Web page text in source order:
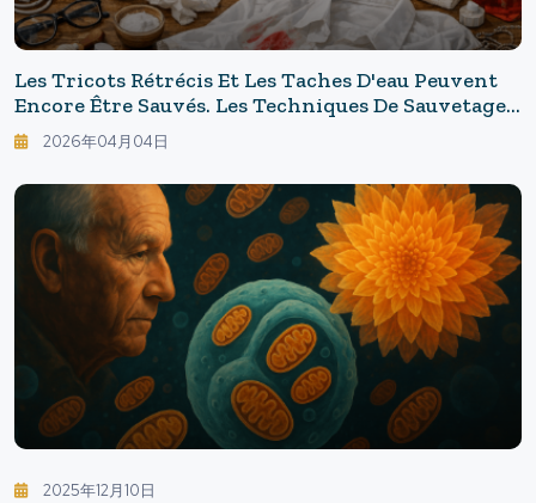
Les Tricots Rétrécis Et Les Taches D'eau Peuvent
Encore Être Sauvés. Les Techniques De Sauvetage
Pour Les "petits Accidents Domestiques" À Essayer
Avant De Remplacer.
2026年04月04日
2025年12月10日